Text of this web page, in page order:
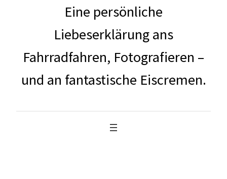
Eine persönliche
Liebeserklärung ans
Fahrradfahren, Fotografieren –
und an fantastische Eiscremen.